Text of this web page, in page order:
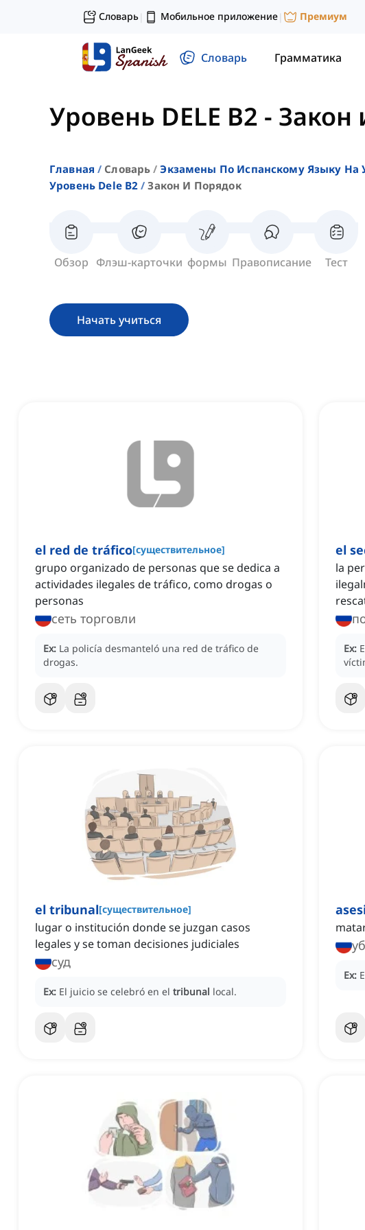
Словарь| Мобильное приложение| Премиум
Словарь Грамматика
Уровень DELE B2 - Закон
Главная Словарь
Экзамены По Испанскому Языку На
Уровень Dele B2
Закон И Порядок
Обзор Флэш-карточки формы Правописание Тест
Начать учиться
el red de tráfico[существительное]
grupo organizado de personas que se dedica a
actividades ilegales de tráfico, como drogas o
personas
сеть торговли
Ex: La policía desmanteló una red de tráfico de
drogas.
el
la
Ex:
el tribunal[существительное]
lugar o institución donde se juzgan casos
legales y se toman decisiones judiciales
суд
Ex: El juicio se celebró en el tribunal local.
Ex: